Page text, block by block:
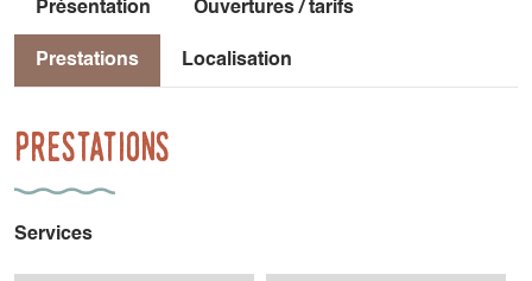
Présentation Ouvertures / tarifs
Prestations Localisation
Prestations
Services